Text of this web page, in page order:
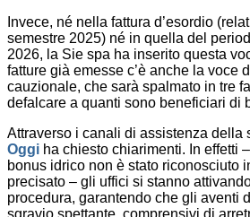
Invece, né nella fattura d’esordio
semestre 2025) né in quella del
2026, la Sie spa ha inserito questa
fatture già emesse c’è anche la voce
cauzionale, che sarà spalmato in tre
defalcare a quanti sono beneficiari di
Attraverso i canali di assistenza della
Oggi ha chiesto chiarimenti. In effetti
bonus idrico non è stato riconosciuto
precisato – gli uffici si stanno
procedura, garantendo che gli aventi
sgravio spettante, comprensivi di